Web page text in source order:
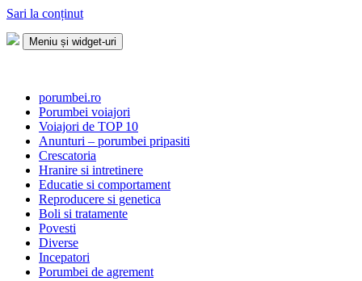
Sari la conținut
Meniu și widget-uri
porumbei.ro
Porumbei voiajori
Voiajori de TOP 10
Anunturi – porumbei pripasiti
Crescatoria
Hranire si intretinere
Educatie si comportament
Reproducere si genetica
Boli si tratamente
Povesti
Diverse
Incepatori
Porumbei de agrement